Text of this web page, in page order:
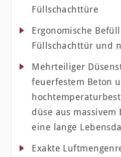
Füllschachttüre
Ergonomische
Füllschachttür und
Mehrteiliger
feuerfestem Beton
düse aus massivem
eine lange
Exakte